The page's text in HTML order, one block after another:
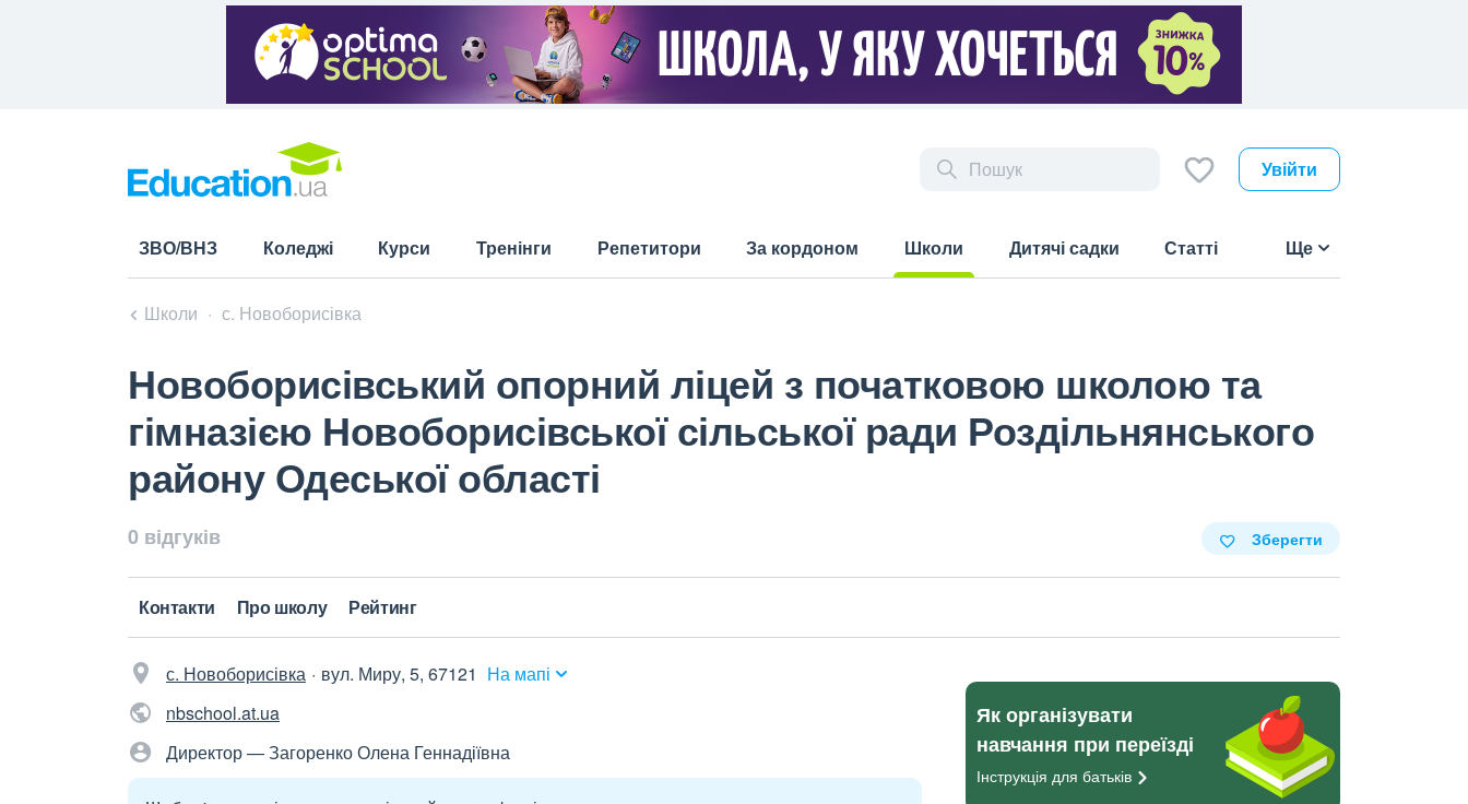
Увійти
ЗВО/ВНЗ Коледжі Курси Тренінги Репетитори За кордоном
Школи
Дитячі садки Статті Ще
Школи с. Новоборисівка
Новоборисівський опорний ліцей з початковою школою та
гімназією Новоборисівської сільської ради Роздільнянського
району Одеської області
0 відгуків Зберегти
Контакти Про школу Рейтинг
с. Новоборисівка вул. Миру, 5, 67121 На мапі
nbschool.at.ua
Директор — Загоренко Олена Геннадіївна
Як організувати
навчання при переїзді
Інструкція для батьків